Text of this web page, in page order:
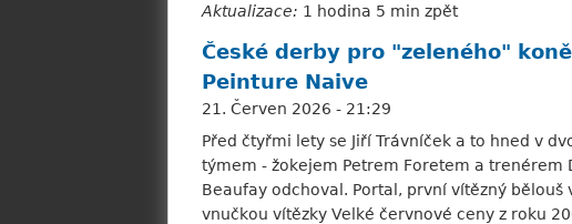
Aktualizace: 1 hodina 5 min zpět
České derby pro "zeleného"
Peinture Naive
21. Červen 2026 - 21:29
Před čtyřmi lety se Jiří Trávníček a to hned v
týmem - žokejem Petrem Foretem a trenérem
Beaufay odchoval. Portal, první vítězný
vnučkou vítězky Velké červnové ceny z roku